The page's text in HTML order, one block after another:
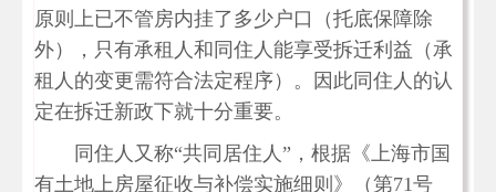
原则上已不管房内挂了多少户口（托底保障除
外），只有承租人和同住人能享受拆迁利益（承
租人的变更需符合法定程序）。因此同住人的认
定在拆迁新政下就十分重要。
同住人又称“共同居住人”，根据《上海市国
有土地上房屋征收与补偿实施细则》（第71号